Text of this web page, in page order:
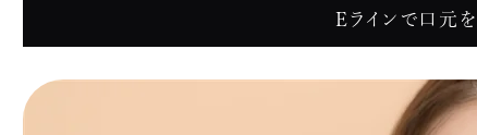
Eラインで口元